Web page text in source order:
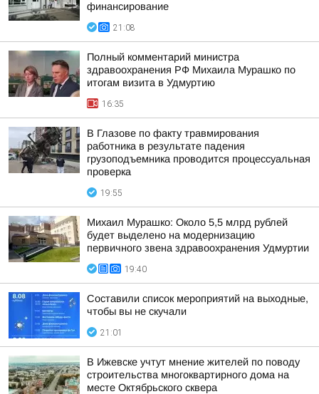
финансирование
21:08
Полный комментарий министра
здравоохранения РФ Михаила Мурашко по
итогам визита в Удмуртию
16:35
В Глазове по факту травмирования
работника в результате падения
грузоподъемника проводится процессуальная
проверка
19:55
Михаил Мурашко: Около 5,5 млрд рублей
будет выделено на модернизацию
первичного звена здравоохранения Удмуртии
19:40
Составили список мероприятий на выходные,
чтобы вы не скучали
21:01
В Ижевске учтут мнение жителей по поводу
строительства многоквартирного дома на
месте Октябрьского сквера